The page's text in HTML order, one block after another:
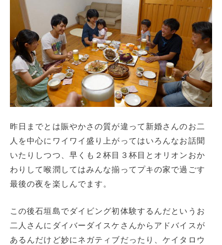
昨日までとは賑やかさの質が違って新婚さんのお二
人を中心にワイワイ盛り上がってはいろんなお話聞
いたりしつつ、早くも２杯目３杯目とオリオンおか
わりして喉潤してはみんな揃ってプキの家で過ごす
最後の夜を楽しんでます。
この後石垣島でダイビング初体験するんだというお
二人さんにダイバーダイスケさんからアドバイスが
あるんだけど妙にネガティブだったり、ケイタロウ